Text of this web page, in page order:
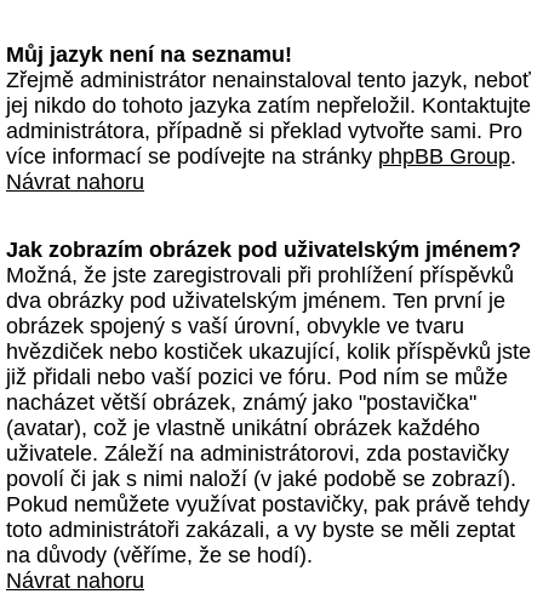
Můj jazyk není na seznamu!
Zřejmě administrátor nenainstaloval tento jazyk, neboť
jej nikdo do tohoto jazyka zatím nepřeložil. Kontaktujte
administrátora, případně si překlad vytvořte sami. Pro
více informací se podívejte na stránky phpBB Group.
Návrat nahoru
Jak zobrazím obrázek pod uživatelským jménem?
Možná, že jste zaregistrovali při prohlížení příspěvků
dva obrázky pod uživatelským jménem. Ten první je
obrázek spojený s vaší úrovní, obvykle ve tvaru
hvězdiček nebo kostiček ukazující, kolik příspěvků jste
již přidali nebo vaší pozici ve fóru. Pod ním se může
nacházet větší obrázek, známý jako "postavička"
(avatar), což je vlastně unikátní obrázek každého
uživatele. Záleží na administrátorovi, zda postavičky
povolí či jak s nimi naloží (v jaké podobě se zobrazí).
Pokud nemůžete využívat postavičky, pak právě tehdy
toto administrátoři zakázali, a vy byste se měli zeptat
na důvody (věříme, že se hodí).
Návrat nahoru